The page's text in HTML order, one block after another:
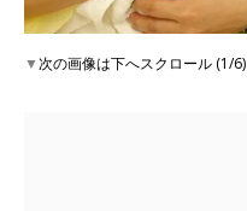
▼次の画像は下へスクロール (1/6)